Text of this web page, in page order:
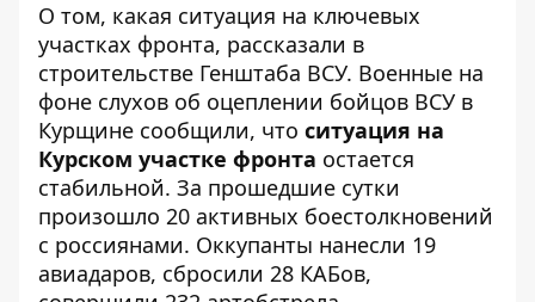
О том, какая ситуация на ключевых
участках фронта, рассказали в
строительстве Генштаба ВСУ. Военные на
фоне слухов об оцеплении бойцов ВСУ в
Курщине сообщили, что ситуация на
Курском участке фронта остается
стабильной. За прошедшие сутки
произошло 20 активных боестолкновений
с россиянами. Оккупанты нанесли 19
авиадаров, сбросили 28 КАБов,